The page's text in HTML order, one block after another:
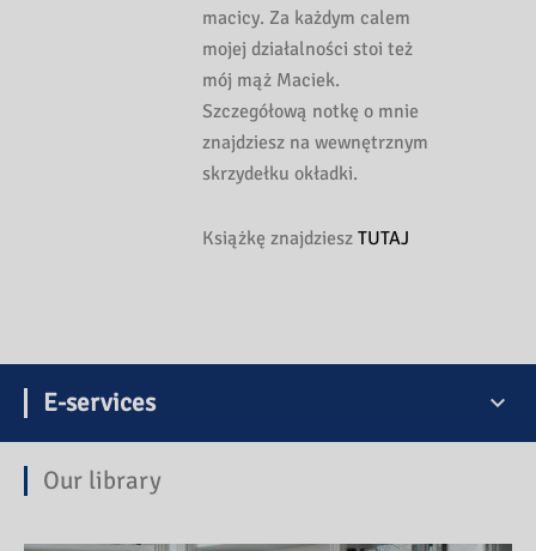
macicy. Za każdym calem
mojej działalności stoi też
mój mąż Maciek.
Szczegółową notkę o mnie
znajdziesz na wewnętrznym
skrzydełku okładki.
Książkę znajdzieszTUTAJ
E-services
Our library